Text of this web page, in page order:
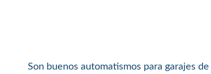
Son buenos automatismos para garajes